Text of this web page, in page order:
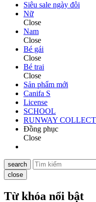
Siêu sale ngày đôi
Nữ
Close
Nam
Close
Bé gái
Close
Bé trai
Close
Sản phẩm mới
Canifa S
License
SCHOOL
RUNWAY
Đồng phục
Close
search
close
Từ khóa nổi bật